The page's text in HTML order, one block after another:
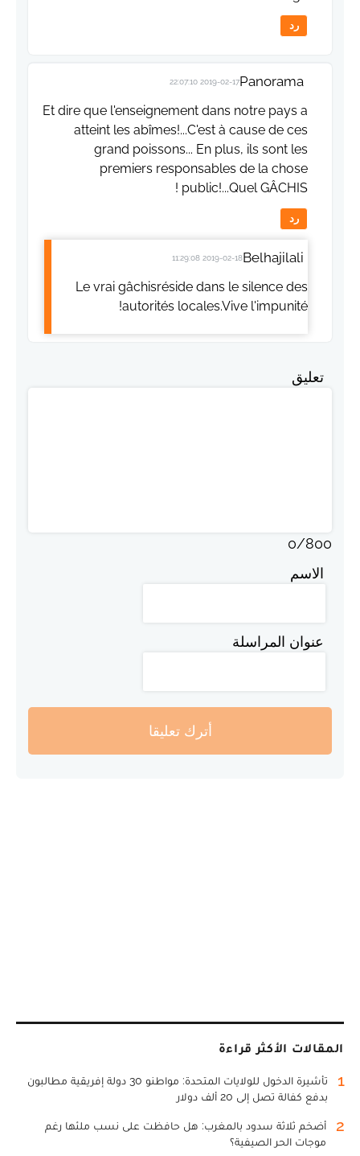
رد
Panorama
2019-02-17 22:07:10
Et dire que l'enseignement dans notre pays a
atteint les abîmes!...C'est à cause de ces
grand poissons... En plus, ils sont les
premiers responsables de la chose
public!...Quel GÂCHIS !
رد
Belhajilali
2019-02-18 11:29:08
Le vrai gâchisréside dans le silence des
autorités locales.Vive l'impunité!
تعليق
0/800
الاسم
عنوان المراسلة
أترك تعليقا
المقالات الأكثر قراءة
1
تأشيرة الدخول للولايات المتحدة: مواطنو 30 دولة إفريقية مطالبون
بدفع كفالة تصل إلى 20 ألف دولار
2
أضخم ثلاثة سدود بالمغرب: هل حافظت على نسب ملئها رغم
موجات الحر الصيفية؟